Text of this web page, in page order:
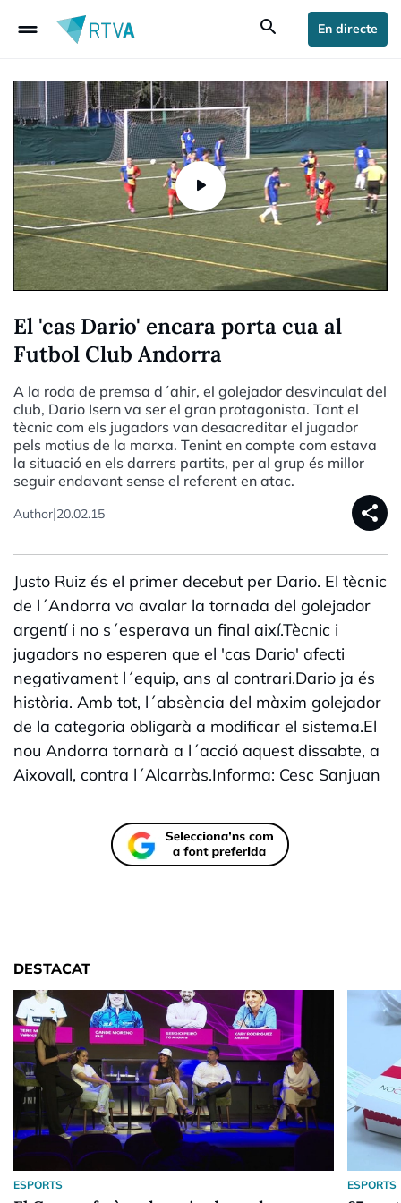
drag_handle search En directe
El 'cas Dario' encara porta cua al
Futbol Club Andorra
A la roda de premsa d´ahir, el golejador desvinculat del
club, Dario Isern va ser el gran protagonista. Tant el
tècnic com els jugadors van desacreditar el jugador
pels motius de la marxa. Tenint en compte com estava
la situació en els darrers partits, per al grup és millor
seguir endavant sense el referent en atac.
Author|20.02.15 share
Justo Ruiz és el primer decebut per Dario. El tècnic
de l´Andorra va avalar la tornada del golejador
argentí i no s´esperava un final així.Tècnic i
jugadors no esperen que el 'cas Dario' afecti
negativament l´equip, ans al contrari.Dario ja és
història. Amb tot, l´absència del màxim golejador
de la categoria obligarà a modificar el sistema.El
nou Andorra tornarà a l´acció aquest dissabte, a
Aixovall, contra l´Alcarràs.Informa: Cesc Sanjuan
DESTACAT
ESPORTS ESPORTS